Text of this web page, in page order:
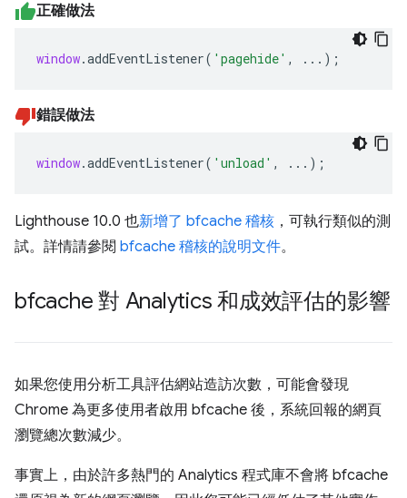
正確做法
window.addEventListener( 'pagehide' , ...);
錯誤做法
window.addEventListener( 'unload' , ...);
Lighthouse 10.0 也新增了 bfcache 稽核 ，可執行類似的測
試。詳情請參閱 bfcache 稽核的說明文件。
bfcache 對 Analytics 和成效評估的影響
如果您使用分析工具評估網站造訪次數，可能會發現
Chrome 為更多使用者啟用 bfcache 後，系統回報的網頁
瀏覽總次數減少。
事實上，由於許多熱門的 Analytics 程式庫不會將 bfcache